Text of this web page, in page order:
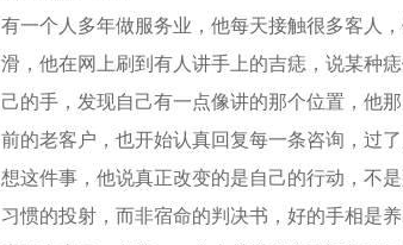
有一个人多年做服务业，他每天接触很多客人
滑，他在网上刷到有人讲手上的吉痣，说某种
己的手，发现自己有一点像讲的那个位置，他
前的老客户，也开始认真回复每一条咨询，过
想这件事，他说真正改变的是自己的行动，不
习惯的投射，而非宿命的判决书，好的手相是养